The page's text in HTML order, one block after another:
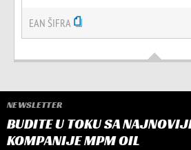
EAN ŠIFRA
NEWSLETTER
BUDITE U TOKU SA
KOMPANIJE MPM OIL